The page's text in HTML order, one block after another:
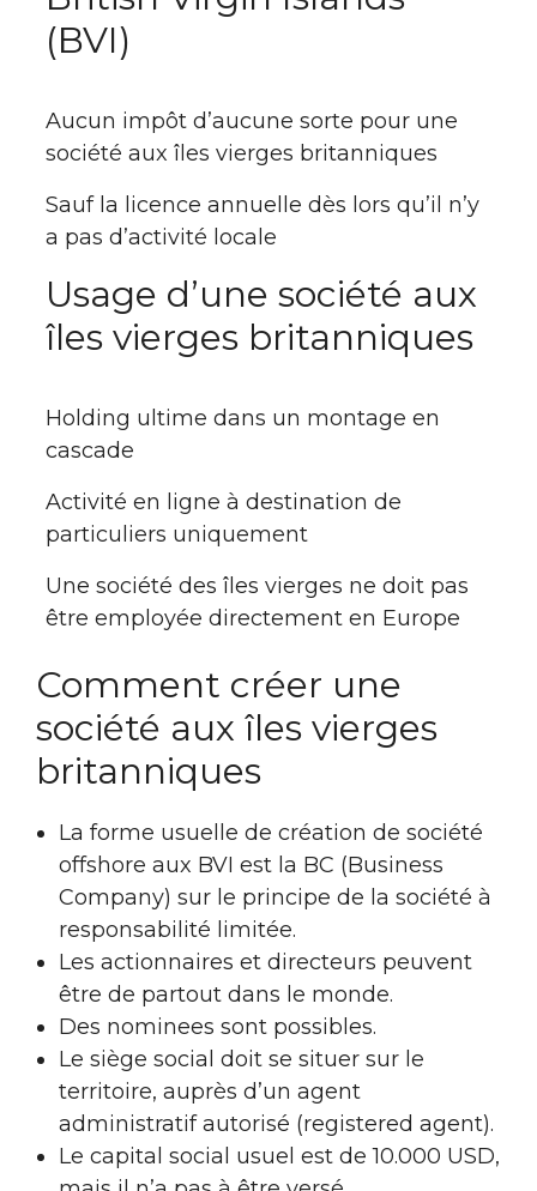
(BVI)
Aucun impôt d’aucune sorte pour une
société aux îles vierges britanniques
Sauf la licence annuelle dès lors qu’il n’y
a pas d’activité locale
Usage d’une société aux
îles vierges britanniques
Holding ultime dans un montage en
cascade
Activité en ligne à destination de
particuliers uniquement
Une société des îles vierges ne doit pas
être employée directement en Europe
Comment créer une
société aux îles vierges
britanniques
La forme usuelle de création de société
offshore aux BVI est la BC (Business
Company) sur le principe de la société à
responsabilité limitée.
Les actionnaires et directeurs peuvent
être de partout dans le monde.
Des nominees sont possibles.
Le siège social doit se situer sur le
territoire, auprès d’un agent
administratif autorisé (registered agent).
Le capital social usuel est de 10.000 USD,